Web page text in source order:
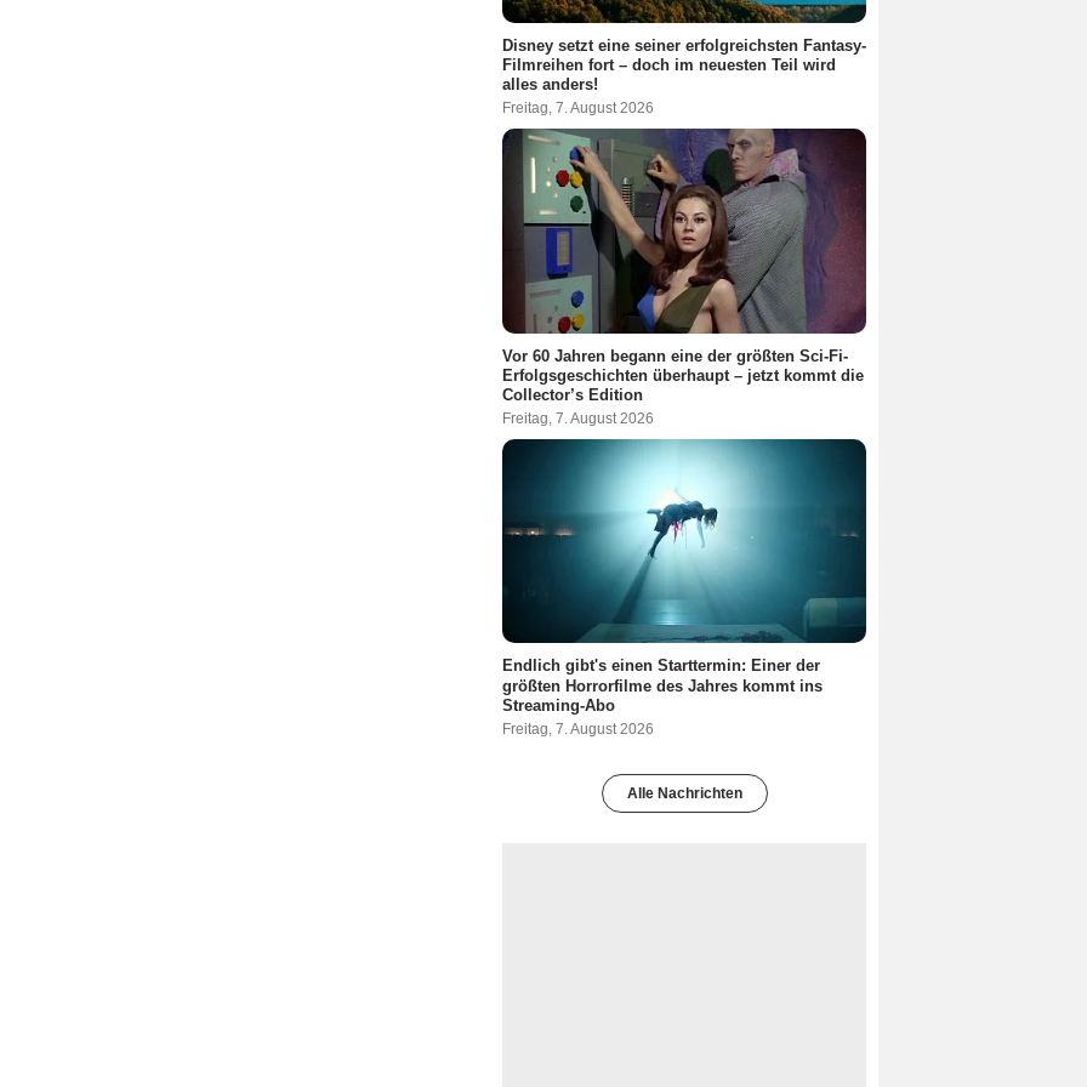
Disney setzt eine seiner erfolgreichsten Fantasy-
Filmreihen fort – doch im neuesten Teil wird
alles anders!
Freitag, 7. August 2026
Vor 60 Jahren begann eine der größten Sci-Fi-
Erfolgsgeschichten überhaupt – jetzt kommt die
Collector’s Edition
Freitag, 7. August 2026
Endlich gibt's einen Starttermin: Einer der
größten Horrorfilme des Jahres kommt ins
Streaming-Abo
Freitag, 7. August 2026
Alle Nachrichten